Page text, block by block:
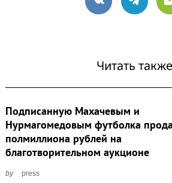
VK
Читать также
Подписанную Махачевым и
Нурмагомедовым футболка
полмиллиона рублей на
благотворительном аукционе
by press